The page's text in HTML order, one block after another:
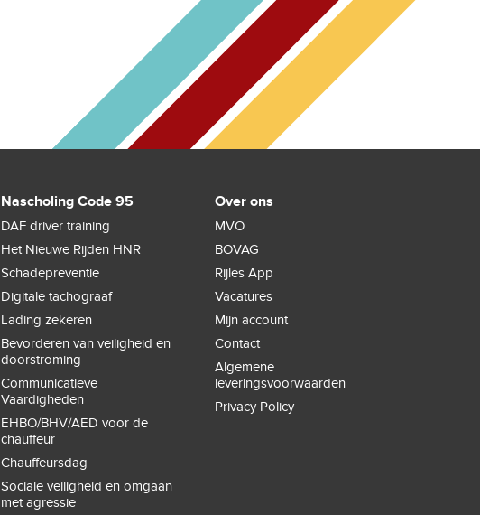
Nascholing Code 95
DAF driver training
Het Nieuwe Rijden HNR
Schadepreventie
Digitale tachograaf
Lading zekeren
Bevorderen van veiligheid en
doorstroming
Communicatieve
Vaardigheden
EHBO/BHV/AED voor de
chauffeur
Chauffeursdag
Sociale veiligheid en omgaan
met agressie
Over ons
MVO
BOVAG
Rijles App
Vacatures
Mijn account
Contact
Algemene
leveringsvoorwaarden
Privacy Policy